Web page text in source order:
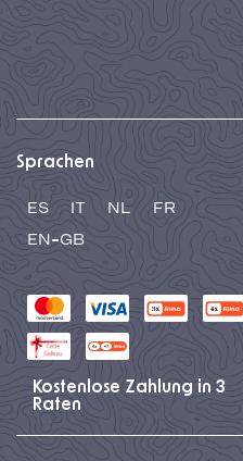
Sprachen
ES IT NL
FR
EN-GB
Kostenlose Zahlung in 3
Raten